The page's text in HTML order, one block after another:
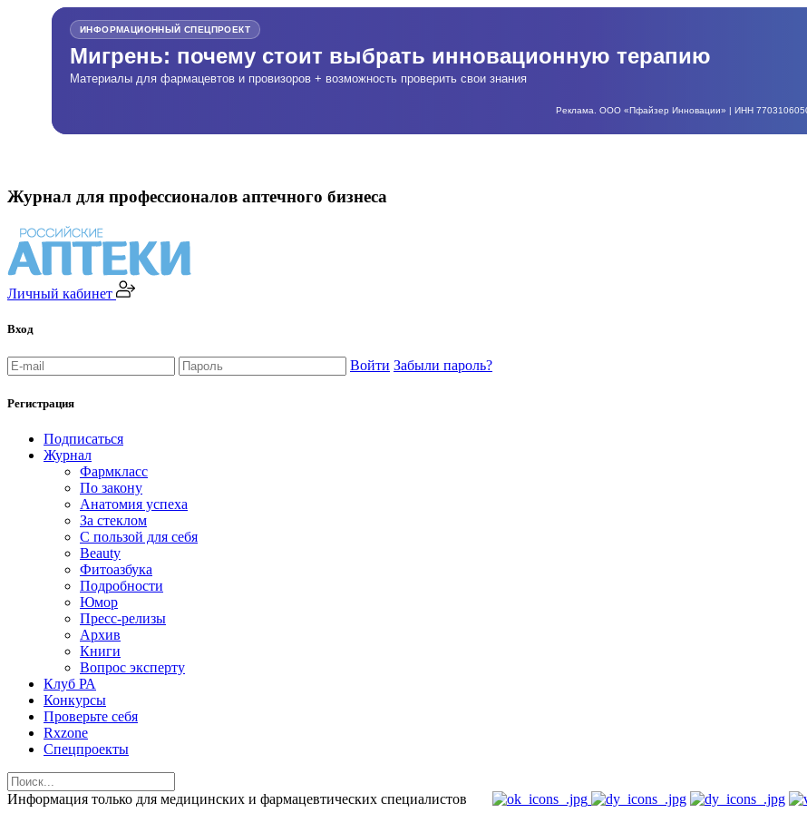
ИНФОРМАЦИОННЫЙ СПЕЦПРОЕКТ
Мигрень: почему стоит выбрать инновационную терапию
Материалы для фармацевтов и провизоров + возможность проверить свои знания
Реклама. ООО «Пфайзер Инновации» | ИНН
Журнал для профессионалов аптечного бизнеса
Личный кабинет
Вход
Войти Забыли пароль?
Регистрация
Подписаться
Журнал
Фармкласс
По закону
Анатомия успеха
За стеклом
С пользой для себя
Beauty
Фитоазбука
Подробности
Юмор
Пресс-релизы
Архив
Книги
Вопрос эксперту
Клуб РА
Конкурсы
Проверьте себя
Rxzone
Спецпроекты
Информация только для медицинских и фармацевтических специалистов